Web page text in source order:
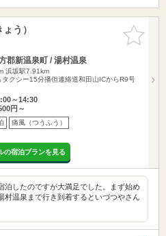
お気に入
りに追加
う）
郡新温泉町 / 湯村温泉
浜坂駅7.91km
タクシー15分播但連絡道和田山ICからR9号
～14:30
円～
痛風（つうふう）
の宿泊プランを見る
泊したのですが大満足でした。まず始め
村温泉まで行き到着するといづつやさん